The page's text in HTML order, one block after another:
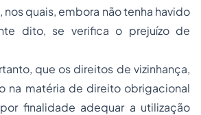
nos quais, embora não tenha havido
dito, se verifica o prejuízo de
que os direitos de vizinhança,
na matéria de direito obrigacional
finalidade adequar a utilização